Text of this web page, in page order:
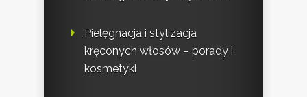
Pielęgnacja i stylizacja
kręconych włosów – porady i
kosmetyki